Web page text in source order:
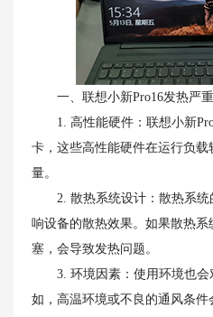
一、联想小新Pro16发热严重
1. 高性能硬件：联想小新
卡，这些高性能硬件在运行负
量。
2. 散热系统设计：散热系统
响设备的散热效果。如果散热
塞，会导致发热问题。
3. 环境因素：使用环境也会
如，高温环境或不良的通风条件